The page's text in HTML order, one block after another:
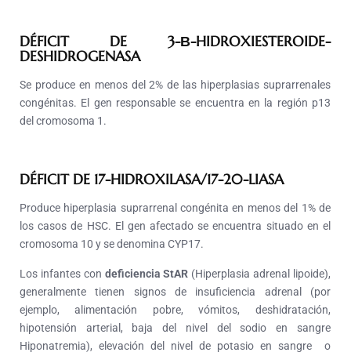
DÉFICIT DE 3-Β-HIDROXIESTEROIDE-
DESHIDROGENASA
Se produce en menos del 2% de las hiperplasias suprarrenales
congénitas. El gen responsable se encuentra en la región p13
del cromosoma 1.
DÉFICIT DE 17-HIDROXILASA/17-20-LIASA
Produce hiperplasia suprarrenal congénita en menos del 1% de
los casos de HSC. El gen afectado se encuentra situado en el
cromosoma 10 y se denomina CYP17.
Los infantes con deficiencia StAR (Hiperplasia adrenal lipoide),
generalmente tienen signos de insuficiencia adrenal (por
ejemplo, alimentación pobre, vómitos, deshidratación,
hipotensión arterial, baja del nivel del sodio en sangre
Hiponatremia), elevación del nivel de potasio en sangre o